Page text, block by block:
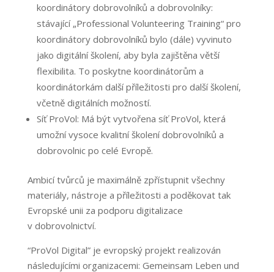
koordinátory dobrovolníků a dobrovolníky:
stávající „Professional Volunteering Training“ pro
koordinátory dobrovolníků bylo (dále) vyvinuto
jako digitální školení, aby byla zajištěna větší
flexibilita. To poskytne koordinátorům a
koordinátorkám další příležitosti pro další školení,
včetně digitálních možností.
Síť ProVol: Má být vytvořena síť ProVol, která
umožní vysoce kvalitní školení dobrovolníků a
dobrovolnic po celé Evropě.
Ambicí tvůrců je maximálně zpřístupnit všechny
materiály, nástroje a příležitosti a poděkovat tak
Evropské unii za podporu digitalizace
v dobrovolnictví.
“ProVol Digital” je evropský projekt realizován
následujícími organizacemi: Gemeinsam Leben und